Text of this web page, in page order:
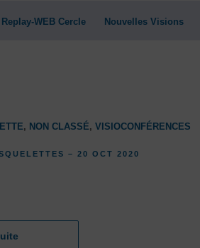
Replay-WEB Cercle Nouvelles Visions
, NON CLASSÉ, VISIOCONFÉRENCES
– 20 OCT 2020